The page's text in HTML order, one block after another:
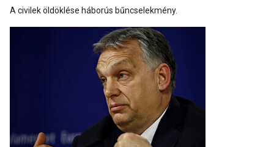
A civilek öldöklése háborús bűncselekmény.